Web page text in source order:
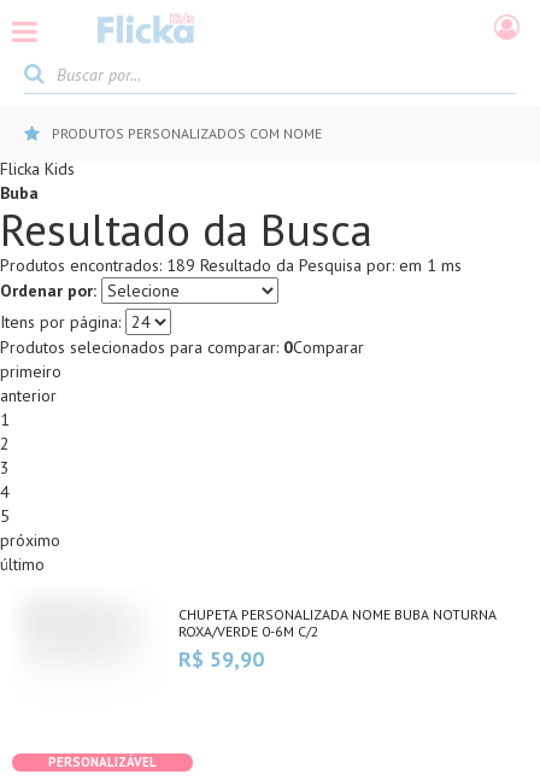
PRODUTOS PERSONALIZADOS COM NOME
Flicka Kids
Buba
Resultado da Busca
Produtos encontrados: 189 Resultado da Pesquisa por: em 1 ms
Ordenar por:
Itens por página:
Produtos selecionados para comparar: 0Comparar
primeiro
anterior
1
2
3
4
5
próximo
último
CHUPETA PERSONALIZADA NOME BUBA NOTURNA
ROXA/VERDE 0-6M C/2
R$ 59,90
PERSONALIZÁVEL